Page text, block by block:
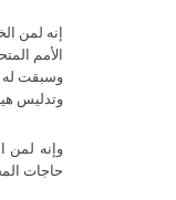
إنه لمن
الأمم
وسبقت له
وتدليس
وإنه لمن
حاجات